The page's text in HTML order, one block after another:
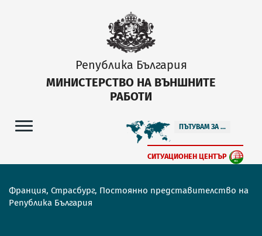
Република България
МИНИСТЕРСТВО НА ВЪНШНИТЕ
РАБОТИ
ПЪТУВАМ ЗА ...
СИТУАЦИОНЕН ЦЕНТЪР
Франция, Страсбург, Постоянно представителство на
Република България